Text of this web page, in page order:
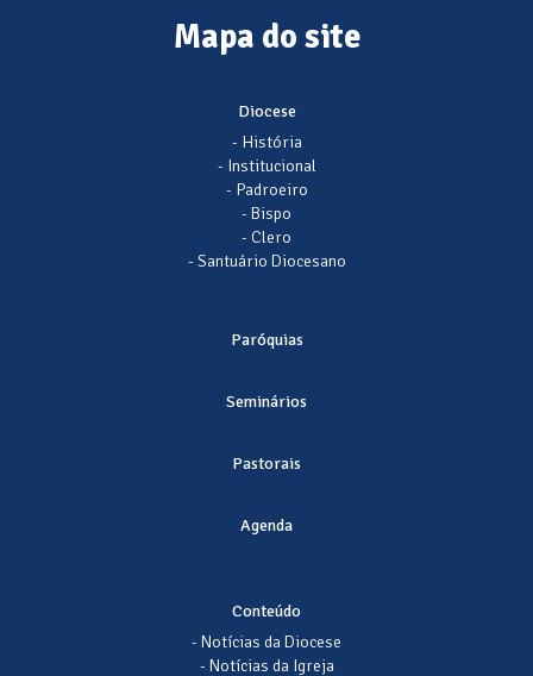
Mapa do site
Diocese
- História
- Institucional
- Padroeiro
- Bispo
- Clero
- Santuário Diocesano
Paróquias
Seminários
Pastorais
Agenda
Conteúdo
- Notícias da Diocese
- Notícias da Igreja